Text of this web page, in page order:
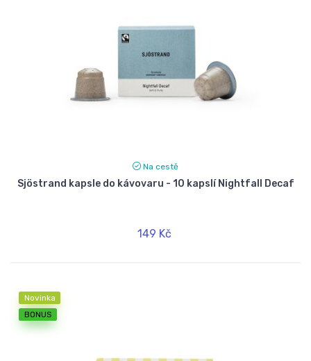
Na cestě
Sjöstrand kapsle do kávovaru - 10 kapslí Nightfall Decaf
149 Kč
Novinka
BONUS